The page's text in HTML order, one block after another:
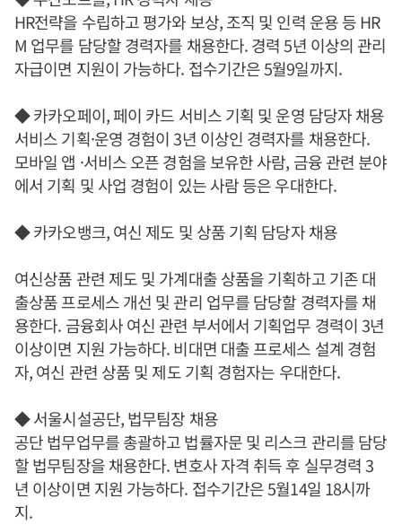
HR전략을 수립하고 평가와 보상, 조직 및 인력 운용 등 HR
M 업무를 담당할 경력자를 채용한다. 경력 5년 이상의 관리
자급이면 지원이 가능하다. 접수기간은 5월9일까지.
◆ 카카오페이, 페이 카드 서비스 기획 및 운영 담당자 채용
서비스 기획·운영 경험이 3년 이상인 경력자를 채용한다.
모바일 앱 ·서비스 오픈 경험을 보유한 사람, 금융 관련 분야
에서 기획 및 사업 경험이 있는 사람 등은 우대한다.
◆ 카카오뱅크, 여신 제도 및 상품 기획 담당자 채용
여신상품 관련 제도 및 가계대출 상품을 기획하고 기존 대
출상품 프로세스 개선 및 관리 업무를 담당할 경력자를 채
용한다. 금융회사 여신 관련 부서에서 기획업무 경력이 3년
이상이면 지원 가능하다. 비대면 대출 프로세스 설계 경험
자, 여신 관련 상품 및 제도 기획 경험자는 우대한다.
◆ 서울시설공단, 법무팀장 채용
공단 법무업무를 총괄하고 법률자문 및 리스크 관리를 담당
할 법무팀장을 채용한다. 변호사 자격 취득 후 실무경력 3
년 이상이면 지원 가능하다. 접수기간은 5월14일 18시까
지.